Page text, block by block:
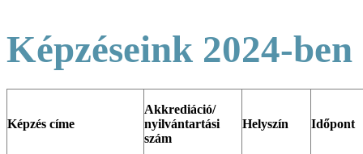
Képzéseink 2024-ben
Képzés címe
Akkrediáció/
nyilvántartási
szám
Helyszín Időpont